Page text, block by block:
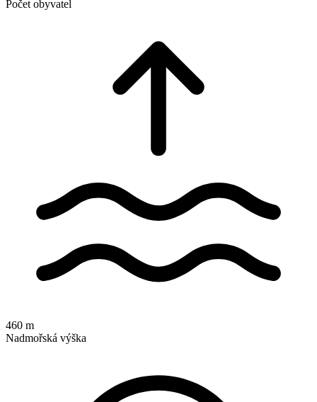
Počet obyvatel
460 m
Nadmořská výška